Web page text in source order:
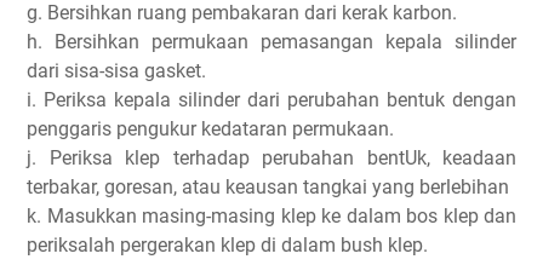
g. Bersihkan ruang pembakaran dari kerak karbon.
h. Bersihkan permukaan pemasangan kepala silinder
dari sisa-sisa gasket.
i. Periksa kepala silinder dari perubahan bentuk dengan
penggaris pengukur kedataran permukaan.
j. Periksa klep terhadap perubahan bentUk, keadaan
terbakar, goresan, atau keausan tangkai yang berlebihan
k. Masukkan masing-masing klep ke dalam bos klep dan
periksalah pergerakan klep di dalam bush klep.